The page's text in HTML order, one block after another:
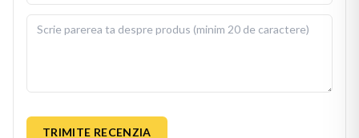
TRIMITE RECENZIA